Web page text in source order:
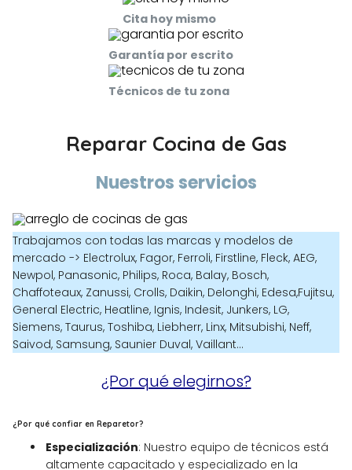
Cita hoy mismo
Garantía por escrito
Técnicos de tu zona
Reparar Cocina de Gas
Nuestros servicios
Trabajamos con todas las marcas y modelos de
mercado -> Electrolux, Fagor, Ferroli, Firstline, Fleck, AEG,
Newpol, Panasonic, Philips, Roca, Balay, Bosch,
Chaffoteaux, Zanussi, Crolls, Daikin, Delonghi, Edesa,Fujitsu,
General Electric, Heatline, Ignis, Indesit, Junkers, LG,
Siemens, Taurus, Toshiba, Liebherr, Linx, Mitsubishi, Neff,
Saivod, Samsung, Saunier Duval, Vaillant...
¿Por qué elegirnos?
¿Por qué confiar en Reparetor?
Especialización: Nuestro equipo de técnicos está
altamente capacitado y especializado en la